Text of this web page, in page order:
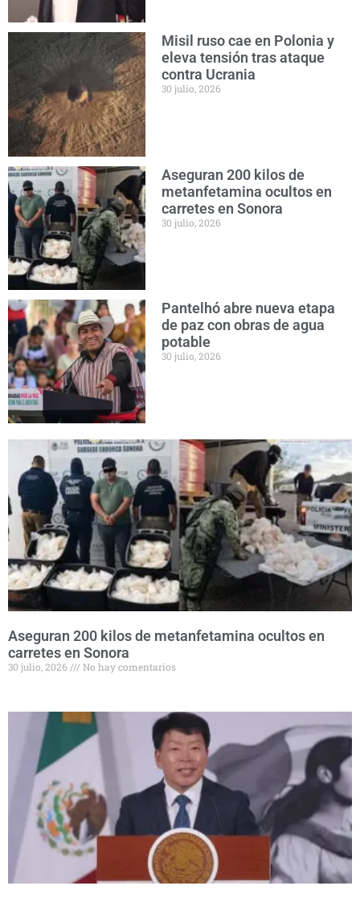
Misil ruso cae en Polonia y
eleva tensión tras ataque
contra Ucrania
30 julio, 2026
Aseguran 200 kilos de
metanfetamina ocultos en
carretes en Sonora
30 julio, 2026
Pantelhó abre nueva etapa
de paz con obras de agua
potable
30 julio, 2026
Aseguran 200 kilos de metanfetamina ocultos en
carretes en Sonora
30 julio, 2026 No hay comentarios